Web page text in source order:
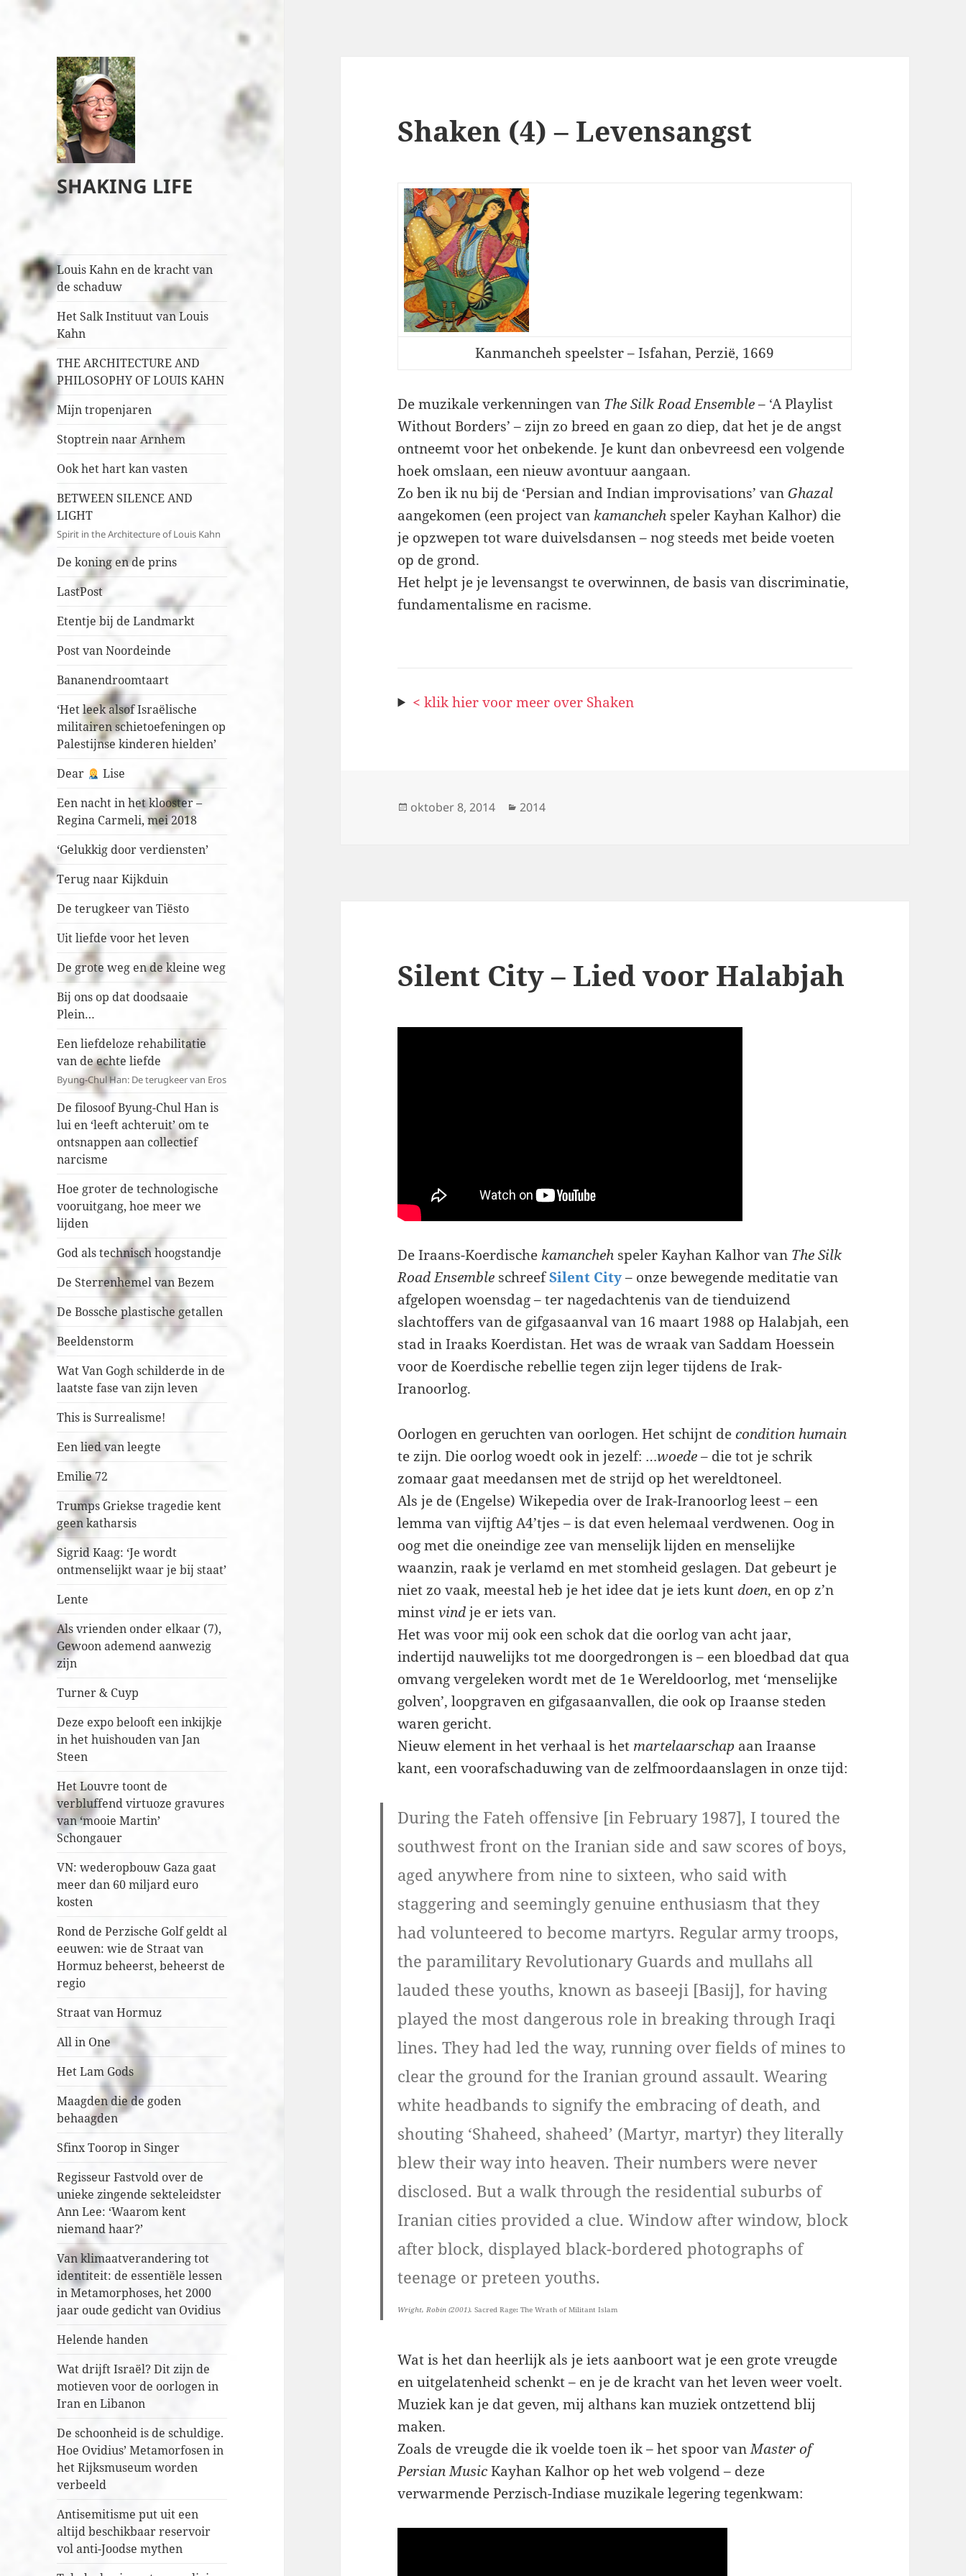
SHAKING LIFE
Louis Kahn en de kracht van
de schaduw
Het Salk Instituut van Louis
Kahn
THE ARCHITECTURE AND
PHILOSOPHY OF LOUIS KAHN
Mijn tropenjaren
Stoptrein naar Arnhem
Ook het hart kan vasten
BETWEEN SILENCE AND
LIGHT
Spirit in the Architecture of Louis Kahn
De koning en de prins
LastPost
Etentje bij de Landmarkt
Post van Noordeinde
Bananendroomtaart
‘Het leek alsof Israëlische
militairen schietoefeningen op
Palestijnse kinderen hielden’
Dear
Lise
Een nacht in het klooster –
Regina Carmeli, mei 2018
‘Gelukkig door verdiensten’
Terug naar Kijkduin
De terugkeer van Tiësto
Uit liefde voor het leven
De grote weg en de kleine weg
Bij ons op dat doodsaaie
Plein…
Een liefdeloze rehabilitatie
van de echte liefde
Byung-Chul Han: De terugkeer van Eros
De filosoof Byung-Chul Han is
lui en ‘leeft achteruit’ om te
ontsnappen aan collectief
narcisme
Hoe groter de technologische
vooruitgang, hoe meer we
lijden
God als technisch hoogstandje
De Sterrenhemel van Bezem
De Bossche plastische getallen
Beeldenstorm
Wat Van Gogh schilderde in de
laatste fase van zijn leven
This is Surrealisme!
Een lied van leegte
Emilie 72
Trumps Griekse tragedie kent
geen katharsis
Sigrid Kaag: ‘Je wordt
ontmenselijkt waar je bij staat’
Lente
Als vrienden onder elkaar (7),
Gewoon ademend aanwezig
zijn
Turner & Cuyp
Deze expo belooft een inkijkje
in het huishouden van Jan
Steen
Het Louvre toont de
verbluffend virtuoze gravures
van ‘mooie Martin’
Schongauer
VN: wederopbouw Gaza gaat
meer dan 60 miljard euro
kosten
Rond de Perzische Golf geldt al
eeuwen: wie de Straat van
Hormuz beheerst, beheerst de
regio
Straat van Hormuz
All in One
Het Lam Gods
Maagden die de goden
behaagden
Sfinx Toorop in Singer
Regisseur Fastvold over de
unieke zingende sekteleidster
Ann Lee: ‘Waarom kent
niemand haar?’
Van klimaatverandering tot
identiteit: de essentiële lessen
in Metamorphoses, het 2000
jaar oude gedicht van Ovidius
Helende handen
Wat drijft Israël? Dit zijn de
motieven voor de oorlogen in
Iran en Libanon
De schoonheid is de schuldige.
Hoe Ovidius’ Metamorfosen in
het Rijksmuseum worden
verbeeld
Antisemitisme put uit een
altijd beschikbaar reservoir
vol anti-Joodse mythen
Shaken (4) – Levensangst
Kanmancheh speelster – Isfahan, Perzië, 1669
De muzikale verkenningen van The Silk Road Ensemble– ‘A Playlist
Without Borders’ – zijn zo breed en gaan zo diep, dat het je de angst
ontneemt voor het onbekende. Je kunt dan onbevreesd een volgende
hoek omslaan, een nieuw avontuur aangaan.
Zo ben ik nu bij de ‘Persian and Indian improvisations’ van Ghazal
aangekomen (een project van kamancheh speler Kayhan Kalhor) die
je opzwepen tot ware duivelsdansen – nog steeds met beide voeten
op de grond.
Het helpt je je levensangst te overwinnen, de basis van discriminatie,
fundamentalisme en racisme.
< klik hier voor meer over Shaken
Geplaatst
oktober 8, 2014 Categorieën
2014
Silent City – Lied voor Halabjah
De Iraans-Koerdische kamancheh speler Kayhan Kalhor van The Silk
Road Ensemble schreefSilent City– onze bewegende meditatie van
afgelopen woensdag – ter nagedachtenis van de tienduizend
slachtoffers van de gifgasaanval van 16 maart 1988 op Halabjah, een
stad in Iraaks Koerdistan. Het was de wraak van Saddam Hoessein
voor de Koerdische rebellie tegen zijn leger tijdens de Irak-
Iranoorlog.
Oorlogen en geruchten van oorlogen. Het schijnt decondition humain
te zijn. Die oorlog woedt ook in jezelf: …woede– die tot je schrik
zomaar gaat meedansen met de strijd op het wereldtoneel.
Als je de (Engelse) Wikepedia over de Irak-Iranoorlog leest – een
lemma van vijftig A4’tjes – is dat even helemaal verdwenen. Oog in
oog met die oneindige zee van menselijk lijden en menselijke
waanzin, raak je verlamd en met stomheid geslagen. Dat gebeurt je
niet zo vaak, meestal heb je het idee dat je iets kuntdoen, en op z’n
minstvindje er iets van.
Het was voor mij ook een schok dat die oorlog van acht jaar,
indertijd nauwelijks tot me doorgedrongen is – een bloedbad dat qua
omvang vergeleken wordt met de 1e Wereldoorlog, met ‘menselijke
golven’, loopgraven en gifgasaanvallen, die ook op Iraanse steden
waren gericht.
Nieuw element in het verhaal is het martelaarschap aan Iraanse
kant, een voorafschaduwing van de zelfmoordaanslagen in onze tijd:
During the Fateh offensive [in February 1987], I toured the
southwest front on the Iranian side and saw scores of boys,
aged anywhere from nine to sixteen, who said with
staggering and seemingly genuine enthusiasm that they
had volunteered to become martyrs. Regular army troops,
the paramilitary Revolutionary Guards and mullahs all
lauded these youths, known as baseeji [Basij], for having
played the most dangerous role in breaking through Iraqi
lines. They had led the way, running over fields of mines to
clear the ground for the Iranian ground assault. Wearing
white headbands to signify the embracing of death, and
shouting ‘Shaheed, shaheed’ (Martyr, martyr) they literally
blew their way into heaven. Their numbers were never
disclosed. But a walk through the residential suburbs of
Iranian cities provided a clue. Window after window, block
after block, displayed black-bordered photographs of
teenage or preteen youths.
Wright, Robin (2001).Sacred Rage: The Wrath of Militant Islam
Wat is het dan heerlijk als je iets aanboort wat je een grote vreugde
en uitgelatenheid schenkt – en je de kracht van het leven weer voelt.
Muziek kan je dat geven, mij althans kan muziek ontzettend blij
maken.
Zoals de vreugde die ik voelde toen ik – het spoor vanMaster of
Persian MusicKayhan Kalhor op het web volgend – deze
verwarmende Perzisch-Indiase muzikale legering tegenkwam: